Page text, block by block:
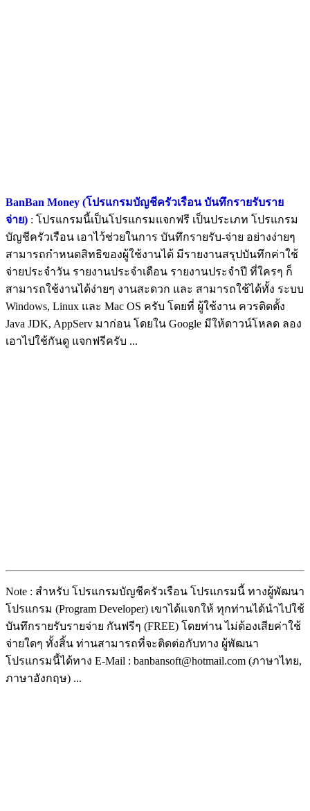
BanBan Money (โปรแกรมบัญชีครัวเรือน บันทึกรายรับราย
จ่าย) : โปรแกรมนี้เป็นโปรแกรมแจกฟรี เป็นประเภท โปรแกรม
บัญชีครัวเรือน เอาไว้ช่วยในการ บันทึกรายรับ-จ่าย อย่างง่ายๆ
สามารถกำหนดสิทธิของผู้ใช้งานได้ มีรายงานสรุปบันทึกค่าใช้
จ่ายประจำวัน รายงานประจำเดือน รายงานประจำปี ที่ใครๆ ก็
สามารถใช้งานได้ง่ายๆ งานสะดวก และ สามารถใช้ได้ทั้ง ระบบ
Windows, Linux และ Mac OS ครับ โดยที่ ผู้ใช้งาน ควรติดตั้ง
Java JDK, AppServ มาก่อน โดยใน Google มีให้ดาวน์โหลด ลอง
เอาไปใช้กันดู แจกฟรีครับ ...
Note : สำหรับ โปรแกรมบัญชีครัวเรือน โปรแกรมนี้ ทางผู้พัฒนา
โปรแกรม (Program Developer) เขาได้แจกให้ ทุกท่านได้นำไปใช้
บันทึกรายรับรายจ่าย กันฟรีๆ (FREE) โดยท่าน ไม่ต้องเสียค่าใช้
จ่ายใดๆ ทั้งสิ้น ท่านสามารถที่จะติดต่อกับทาง ผู้พัฒนา
โปรแกรมนี้ได้ทาง E-Mail : banbansoft@hotmail.com (ภาษาไทย,
ภาษาอังกฤษ) ...